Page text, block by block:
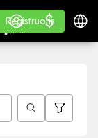
„WHITE LABEL“
Mokymasis
Mokymasis
Registruotis
Registruotis
Prisijungti
$
$